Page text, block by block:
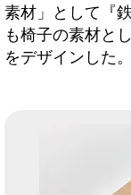
素材」として『
も椅子の素材と
をデザインした。